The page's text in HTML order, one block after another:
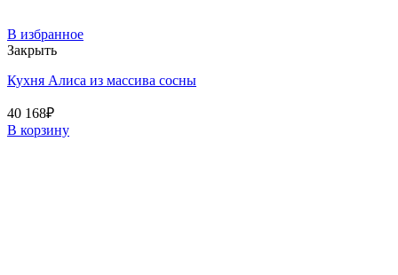
В избранное
Закрыть
Кухня Алиса из массива сосны
40 168₽
В корзину